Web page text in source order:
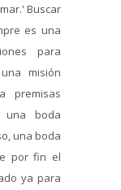
Buscar
es una
para
misión
premisas
una boda
una boda
por fin el
ya para